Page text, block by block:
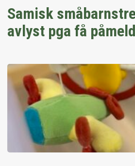
Samisk
avlyst pga få